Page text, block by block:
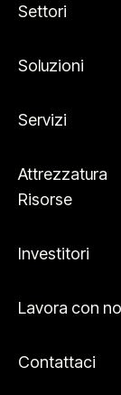
Settori
Soluzioni
Servizi
Attrezzatura
Risorse
Investitori
Lavora con
Contattaci